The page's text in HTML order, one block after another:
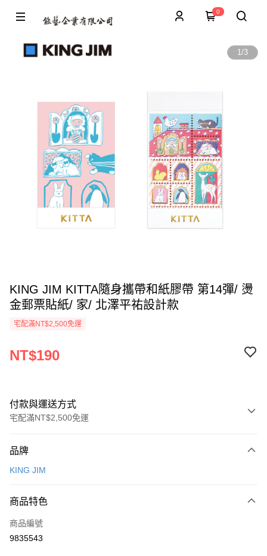
0
1/3
KING JIM KITTA隨身攜帶和紙膠帶 第14彈/ 燙
金郵票貼紙/ 家/ 北澤平祐設計款
宅配滿NT$2,500免運
NT$190
付款與運送方式
宅配滿NT$2,500免運
信用卡一次付款
街口支付
悠遊付
品牌
KING JIM
商品特色
商品編號
9835543